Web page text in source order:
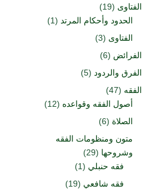
الفتاوى (19)
الحدود وأحكام المرتد (1)
الفتاوى (3)
الفرائض (6)
الفرق والردود (5)
الفقه (47)
أصول الفقه وقواعده (12)
الصلاة (6)
متون ومنظومات الفقه
وشروحها (29)
فقه حنبلي (1)
فقه شافعي (19)